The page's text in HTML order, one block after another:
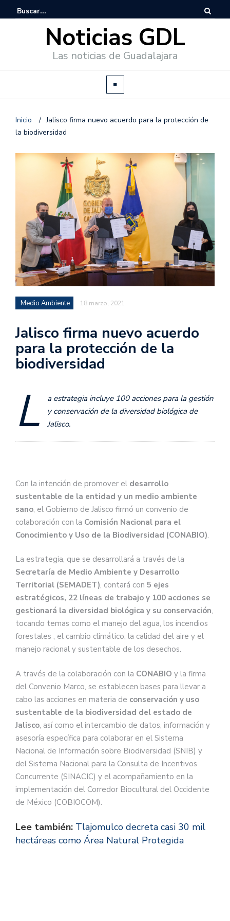
Noticias GDL
Las noticias de Guadalajara
Inicio / Jalisco firma nuevo acuerdo para la protección de
la biodiversidad
Medio Ambiente 18 marzo, 2021
Jalisco firma nuevo acuerdo
para la protección de la
biodiversidad
L
a estrategia incluye 100 acciones para la gestión
y conservación de la diversidad biológica de
Jalisco.
Con la intención de promover el desarrollo
sustentable de la entidad y un medio ambiente
sano, el Gobierno de Jalisco firmó un convenio de
colaboración con la Comisión Nacional para el
Conocimiento y Uso de la Biodiversidad (CONABIO).
La estrategia, que se desarrollará a través de la
Secretaría de Medio Ambiente y Desarrollo
Territorial (SEMADET), contará con 5 ejes
estratégicos, 22 líneas de trabajo y 100 acciones se
gestionará la diversidad biológica y su conservación,
tocando temas como el manejo del agua, los incendios
forestales , el cambio climático, la calidad del aire y el
manejo racional y sustentable de los desechos.
A través de la colaboración con la CONABIO y la firma
del Convenio Marco, se establecen bases para llevar a
cabo las acciones en materia de conservación y uso
sustentable de la biodiversidad del estado de
Jalisco, así como el intercambio de datos, información y
asesoría específica para colaborar en el Sistema
Nacional de Información sobre Biodiversidad (SNIB) y
del Sistema Nacional para la Consulta de Incentivos
Concurrente (SINACIC) y el acompañamiento en la
implementación del Corredor Biocultural del Occidente
de México (COBIOCOM).
Lee también: Tlajomulco decreta casi 30 mil
hectáreas como Área Natural Protegida